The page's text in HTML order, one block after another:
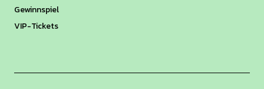
Gewinnspiel
VIP-Tickets